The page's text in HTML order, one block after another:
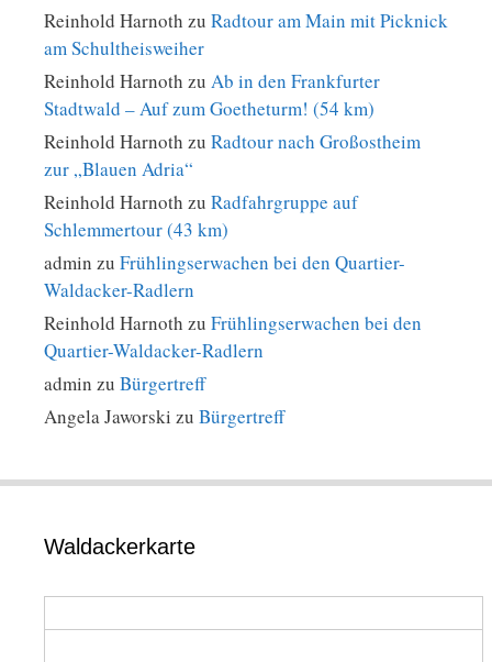
Reinhold Harnoth zu Radtour am Main mit Picknick
am Schultheisweiher
Reinhold Harnoth zu Ab in den Frankfurter
Stadtwald – Auf zum Goetheturm! (54 km)
Reinhold Harnoth zu Radtour nach Großostheim
zur „Blauen Adria“
Reinhold Harnoth zu Radfahrgruppe auf
Schlemmertour (43 km)
admin zu Frühlingserwachen bei den Quartier-
Waldacker-Radlern
Reinhold Harnoth zu Frühlingserwachen bei den
Quartier-Waldacker-Radlern
admin zu Bürgertreff
Angela Jaworski zu Bürgertreff
Waldackerkarte